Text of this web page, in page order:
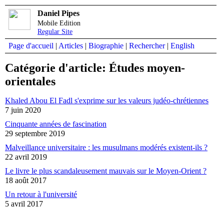
Daniel Pipes
Mobile Edition
Regular Site
Page d'accueil | Articles | Biographie | Rechercher| English
Catégorie d'article: Études moyen-
orientales
Khaled Abou El Fadl s'exprime sur les valeurs judéo-chrétiennes
7 juin 2020
Cinquante années de fascination
29 septembre 2019
Malveillance universitaire : les musulmans modérés existent-ils ?
22 avril 2019
Le livre le plus scandaleusement mauvais sur le Moyen-Orient ?
18 août 2017
Un retour à l'université
5 avril 2017